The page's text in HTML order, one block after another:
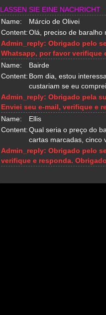
LASSEN SIE EINE NACHRICHT
Name:
Márcio de Olivei
Content:Olá, preciso de baralho
Admin_reply: Obrigado pelo
Whatsapp, por favor verifique
Name:
Bairde
Content: Bom dia, estou
custariam se eu
Admin_reply: Obrigado pela
Enviei seu e-mail, verifique e
Name:
Ellis
Content:Qual seria o preço do
cartas marcadas, cinco
Admin_reply: Obrigado pelo
verifique e responda.